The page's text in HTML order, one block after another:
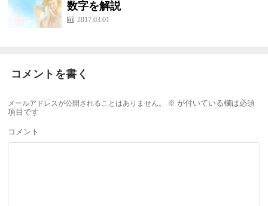
数字を解説
2017.03.01
コメントを書く
メールアドレスが公開されることはありません。 ※ が付いている欄は必須
項目です
コメント